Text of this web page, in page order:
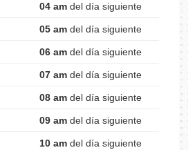
04 am del día siguiente
05 am del día siguiente
06 am del día siguiente
07 am del día siguiente
08 am del día siguiente
09 am del día siguiente
10 am del día siguiente